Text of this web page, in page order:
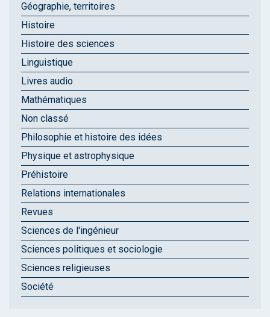
Géographie, territoires
Histoire
Histoire des sciences
Linguistique
Livres audio
Mathématiques
Non classé
Philosophie et histoire des idées
Physique et astrophysique
Préhistoire
Relations internationales
Revues
Sciences de l'ingénieur
Sciences politiques et sociologie
Sciences religieuses
Société